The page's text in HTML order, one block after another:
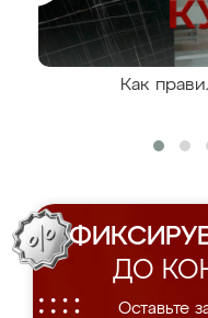
Как
ДО
Оставьте